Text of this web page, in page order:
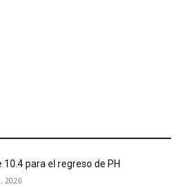
10.4 para el regreso de PH
2026